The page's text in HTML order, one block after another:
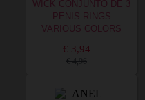
WICK CONJUNTO DE 3
PENIS RINGS
VARIOUS COLORS
€ 3,94
€ 4,96